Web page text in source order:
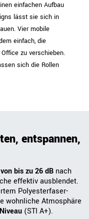
einfachen Aufbau
lässt sie sich in
Vier mobile
einfach, die
zu verschieben.
sich die Rollen
entspannen,
bis zu 26 dB nach
effektiv ausblendet.
Polyesterfaser-
wohnliche Atmosphäre
(STI A+).